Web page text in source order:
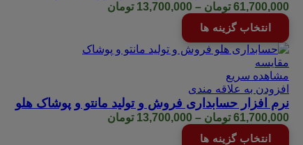
61,700,000 تومان –
13,700,000 تومان
through
61,700,000 تومان
انتخاب گزینه ها
این
دارای
انواع
باشد.
گزینه
ها
مقایسه
مشاهده سریع
افزودن به علاقه مندی
نرم افزار حسابداری فروش و تولید مانتو و پوشاک هلو
61,700,000 تومان –
13,700,000 تومان
انتخاب گزینه ها
این